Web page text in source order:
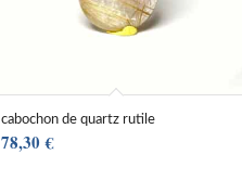
cabochon de quartz rutile
78,30€